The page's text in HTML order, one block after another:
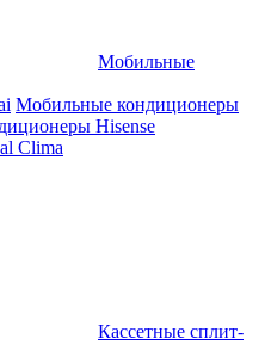
Мобильные
Мобильные кондиционеры
Hisense
Clima
Кассетные сплит-